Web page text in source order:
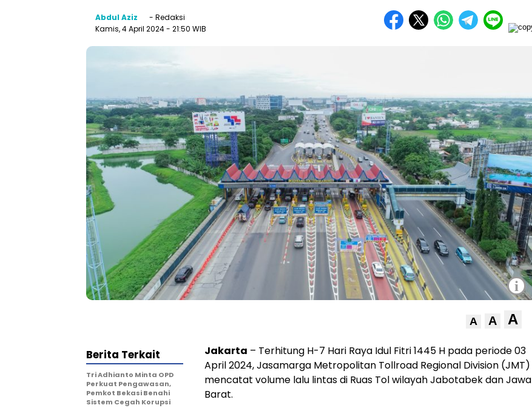
Abdul Aziz
- Redaksi
Kamis, 4 April 2024- 21:50 WIB
i
A A A
Jakarta – Terhitung H-7 Hari Raya Idul Fitri 1445 H pada periode 03
April 2024, Jasamarga Metropolitan Tollroad Regional Division (JMT)
mencatat volume lalu lintas di Ruas Tol wilayah Jabotabek dan Jawa
Barat.
Berita Terkait
Tri Adhianto Minta OPD
Perkuat Pengawasan,
Pemkot Bekasi Benahi
Sistem Cegah Korupsi